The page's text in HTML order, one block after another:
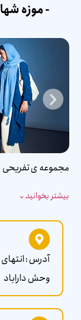
- موزه
مجموعه ی تفریحی
مجموعه در یکی از
است. در این
که عبارت اند از :
رصدخانه. در آخر
هم به صورت
وبسایت رسمی ایران
بیشتر بخوانید⌄
آدرس :
وحش داراباد